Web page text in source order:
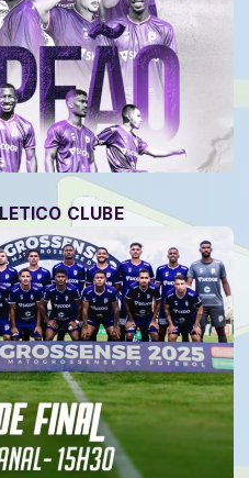
CLUBE